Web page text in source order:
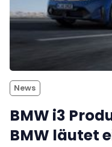
News
BMW i3
BMW läutet